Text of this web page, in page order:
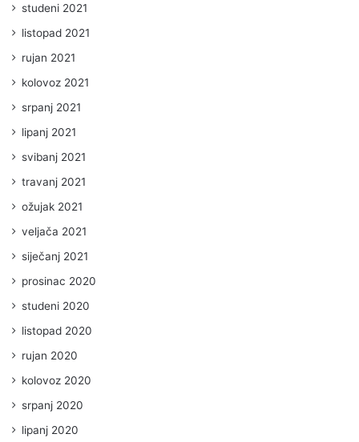
studeni 2021
listopad 2021
rujan 2021
kolovoz 2021
srpanj 2021
lipanj 2021
svibanj 2021
travanj 2021
ožujak 2021
veljača 2021
siječanj 2021
prosinac 2020
studeni 2020
listopad 2020
rujan 2020
kolovoz 2020
srpanj 2020
lipanj 2020